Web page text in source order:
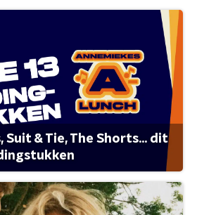
Suit & Tie, The Shorts... dit